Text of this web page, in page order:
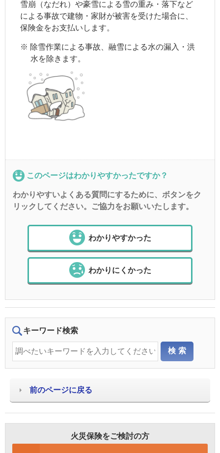
雪崩（なだれ）や豪雪による雪の重み・落下など
による事故で建物・家財が被害を受けた場合に、
保険金をお支払いします。
※ 除雪作業による事故、融雪による水の漏入・洪
水を除きます。
このページはわかりやすかったですか？
わかりやすいよくある質問にするために、ボタンをク
リックしてください。ご協力をお願いいたします。
わかりやすかった
わかりにくかった
キーワード検索
前のページに戻る
火災保険をご検討の方